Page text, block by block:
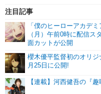
注目記事
「僕のヒーローアカデ
（月）午前0時に配信ス
面カットが公開
櫻木優平監督初のオリ
月25日に公開!
【連載】河西健吾の『趣